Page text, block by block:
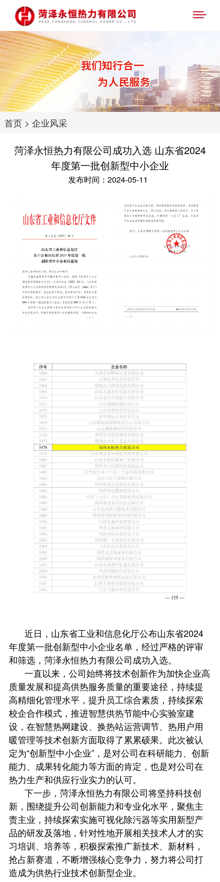
首页> 企业风采
菏泽永恒热力有限公司成功入选 山东省2024
年度第一批创新型中小企业
发布时间：2024-05-11
近日，山东省工业和信息化厅公布山东省2024
年度第一批创新型中小企业名单，经过严格的评审
和筛选，菏泽永恒热力有限公司成功入选。
一直以来，公司始终将技术创新作为加快企业高
质量发展和提高供热服务质量的重要途径，持续提
高精细化管理水平，提升员工综合素质，持续探索
校企合作模式，推进智慧供热节能中心实验室建
设，在智慧热网建设、换热站运营调节、热用户用
暖管理等技术创新方面取得了累累硕果。此次被认
定为“创新型中小企业”，是对公司在科研能力、创新
能力、成果转化能力等方面的肯定，也是对公司在
热力生产和供应行业实力的认可。
下一步，菏泽永恒热力有限公司将坚持科技创
新，围绕提升公司创新能力和专业化水平，聚焦主
责主业，持续探索实施可视化除污器等实用新型产
品的研发及落地，针对性地开展相关技术人才的实
习培训、培养等，积极探索推广新技术、新材料，
抢占新赛道，不断增强核心竞争力，努力将公司打
造成为供热行业技术创新型企业。